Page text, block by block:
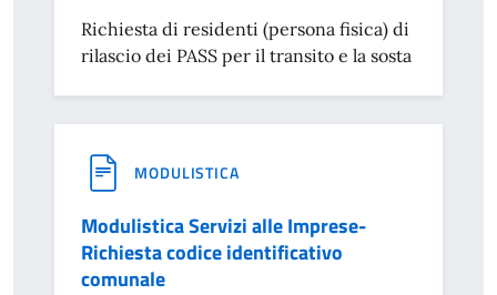
Richiesta di residenti (persona fisica) di
rilascio dei PASS per il transito e la sosta
MODULISTICA
Modulistica Servizi alle Imprese-
Richiesta codice identificativo
comunale